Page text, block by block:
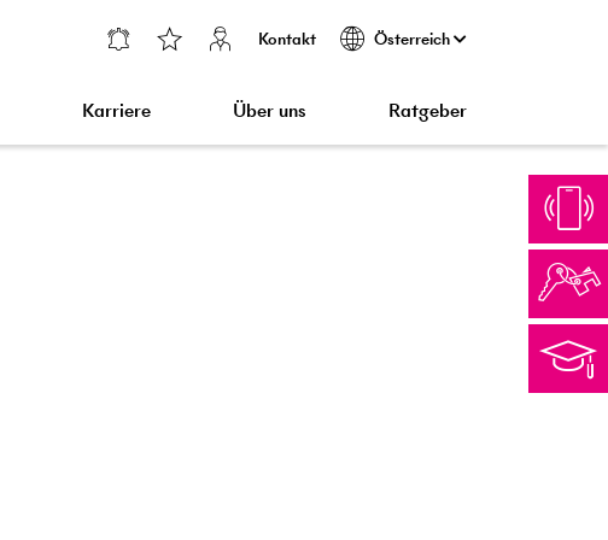
Kontakt Österreich
Karriere Über uns Ratgeber